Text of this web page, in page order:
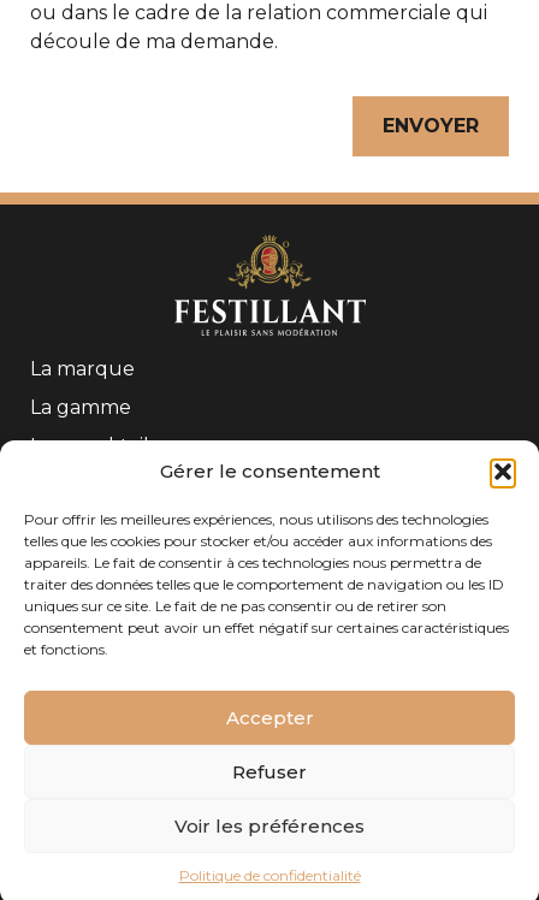
Gérer le consentement
Pour offrir les meilleures expériences, nous utilisons des technologies
telles que les cookies pour stocker et/ou accéder aux informations des
appareils. Le fait de consentir à ces technologies nous permettra de
traiter des données telles que le comportement de navigation ou les ID
uniques sur ce site. Le fait de ne pas consentir ou de retirer son
consentement peut avoir un effet négatif sur certaines caractéristiques
et fonctions.
Accepter
Refuser
Voir les préférences
Politique de confidentialité
ou dans le cadre de la relation commerciale qui
découle de ma demande.
La marque
La gamme
Les mocktails
CONTACT
Tél : +33 (0)5 56 61 54 54
Adresse : Freixenet Gratien SAS – 208 Quai de
Paludate – 33800 Bordeaux– FRANCE
confidentialité|Mentions légales